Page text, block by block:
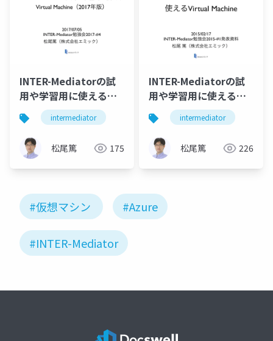
INTER-Mediatorの試
用や学習用に使える
Virtual
Machine（2017年版）
intermediator
松尾篤 175
INTER-Mediatorの試
用や学習用に使える
Virtual Machine
intermediator
松尾篤 226
#仮想マシン #Azure
#INTER-Mediator